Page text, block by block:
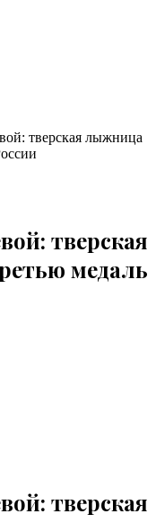
тверская лыжница
тверская
медаль
тверская